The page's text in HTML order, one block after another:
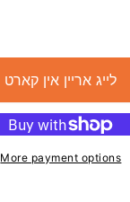
לייג אריין אין קארט
More payment options